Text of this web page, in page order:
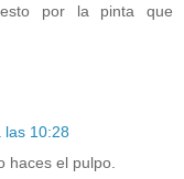
por la pinta que
las 10:28
haces el pulpo.